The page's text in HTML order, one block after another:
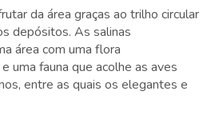
da área graças ao trilho circular
depósitos. As salinas
área com uma flora
uma fauna que acolhe as aves
entre as quais os elegantes e